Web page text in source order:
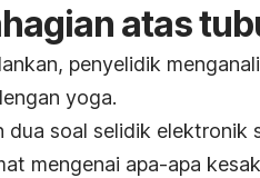
atas
penyelidik
yoga.
dua soal selidik elektronik
mengenai apa-apa